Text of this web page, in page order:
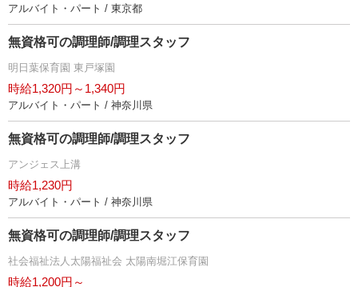
アルバイト・パート / 東京都
無資格可の調理師/調理スタッフ
明日葉保育園 東戸塚園
時給1,320円～1,340円
アルバイト・パート / 神奈川県
無資格可の調理師/調理スタッフ
アンジェス上溝
時給1,230円
アルバイト・パート / 神奈川県
無資格可の調理師/調理スタッフ
社会福祉法人太陽福祉会 太陽南堀江保育園
時給1,200円～